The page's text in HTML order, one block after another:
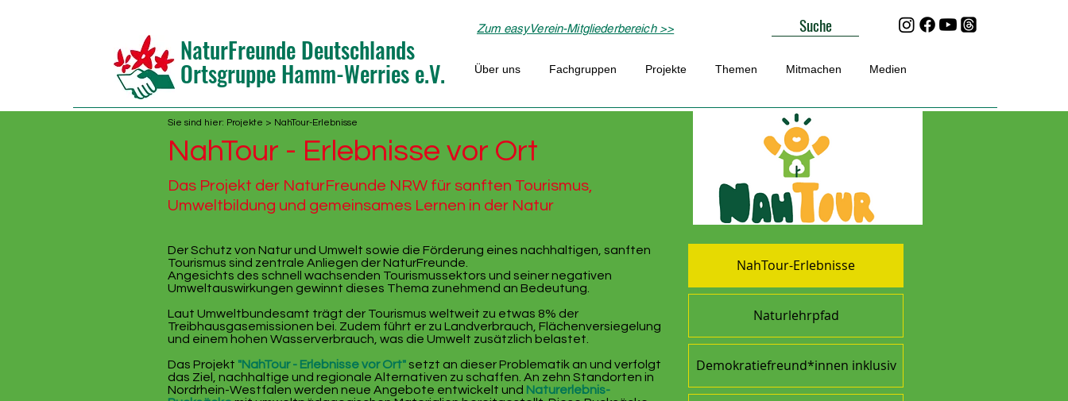
NaturFreunde Deutschlands
Ortsgruppe Hamm-Werries e.V.
Zum easyVerein-Mitgliederbereich >> Suche
Über uns Fachgruppen Projekte Themen Mitmachen Medien
Sie sind hier: Projekte > NahTour-Erlebnisse
NahTour - Erlebnisse vor Ort
Das Projekt der NaturFreunde NRW für sanften Tourismus,
Umweltbildung und gemeinsames Lernen in der Natur
Der Schutz von Natur und Umwelt sowie die Förderung eines nachhaltigen, sanften
Tourismus sind zentrale Anliegen der NaturFreunde.
Angesichts des schnell wachsenden Tourismussektors und seiner negativen
Umweltauswirkungen gewinnt dieses Thema zunehmend an Bedeutung.
Laut Umweltbundesamt trägt der Tourismus weltweit zu etwas 8% der
Treibhausgasemissionen bei. Zudem führt er zu Landverbrauch, Flächenversiegelung
und einem hohen Wasserverbrauch, was die Umwelt zusätzlich belastet.
Das Projekt "NahTour - Erlebnisse vor Ort"setzt an dieser Problematik an und verfolgt
das Ziel, nachhaltige und regionale Alternativen zu schaffen. An zehn Standorten in
Nordrhein-Westfalen werden neue Angebote entwickelt und Naturerlebnis-
NahTour-Erlebnisse
Naturlehrpfad
Demokratiefreund*innen inklusiv